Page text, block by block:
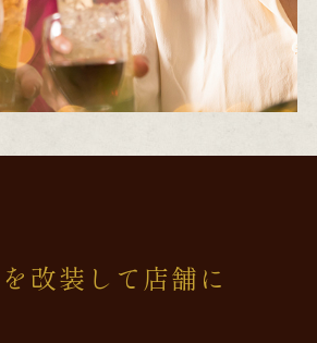
改装して店舗に